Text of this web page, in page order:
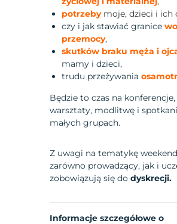
potrzeby moje, dzieci i ich
czy i jak stawiać granice
przemocy,
skutków braku męża i
mamy i dzieci,
trudu przeżywania
Będzie to czas na konferencje,
warsztaty, modlitwę i
małych grupach.
Z uwagi na tematykę
zarówno prowadzący, jak i
zobowiązują się dodyskrecji.
Informacje szczegółowe o